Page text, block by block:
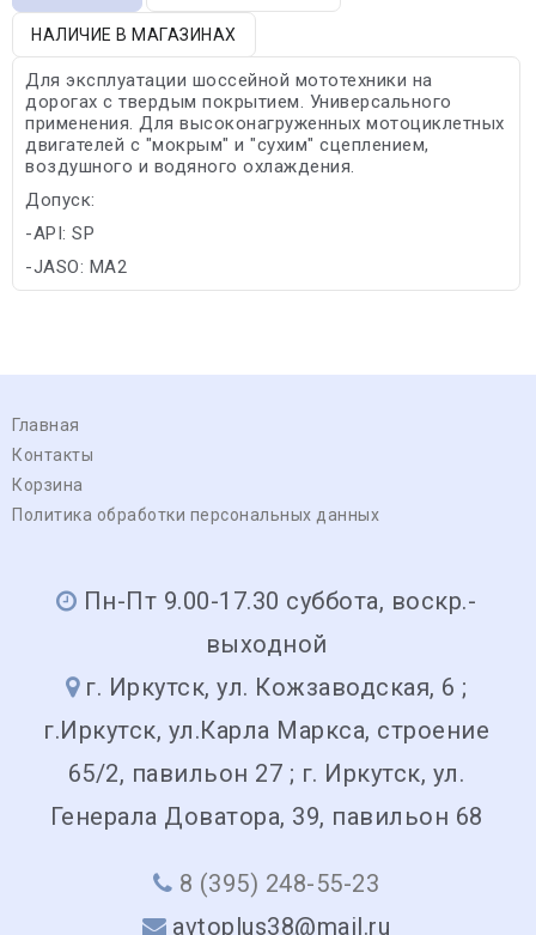
НАЛИЧИЕ В МАГАЗИНАХ
Для эксплуатации шоссейной мототехники на
дорогах с твердым покрытием. Универсального
применения. Для высоконагруженных мотоциклетных
двигателей с "мокрым" и "сухим" сцеплением,
воздушного и водяного охлаждения.
Допуск:
-API: SP
-JASO: MA2
Главная
Контакты
Корзина
Политика обработки персональных данных
Пн-Пт 9.00-17.30 суббота, воскр.-
выходной
г. Иркутск, ул. Кожзаводская, 6 ;
г.Иркутск, ул.Карла Маркса, строение
65/2, павильон 27 ; г. Иркутск, ул.
Генерала Доватора, 39, павильон 68
8 (395) 248-55-23
avtoplus38@mail.ru